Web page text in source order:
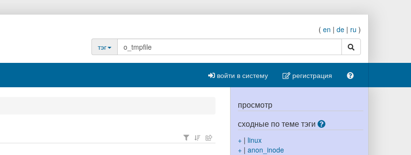
( en | de | ru )
тэг
поиск
войти в систему регистрация
просмотр
сходные по теме тэги
+| linux
+| anon_inode